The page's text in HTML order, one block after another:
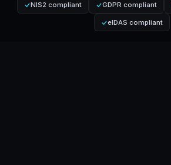
NIS2 compliant GDPR compliant
eIDAS compliant